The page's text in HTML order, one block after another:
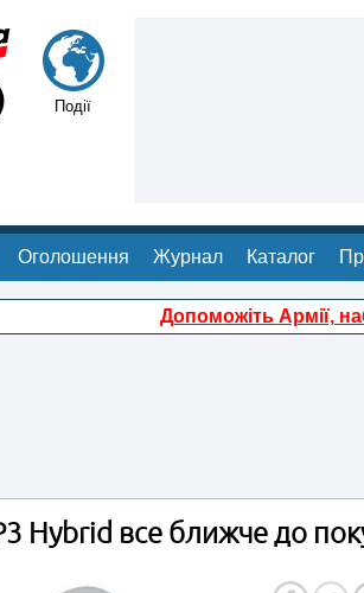
Події
Оголошення Журнал Каталог
Допоможіть Армії,
Hybrid все ближче до